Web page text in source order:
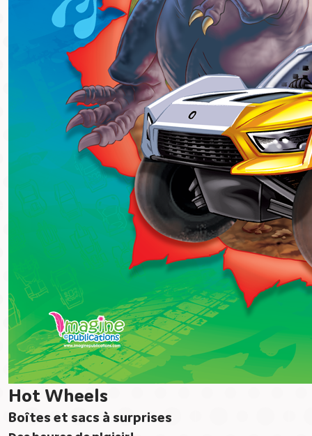
Hot Wheels
Boîtes et sacs à surprises